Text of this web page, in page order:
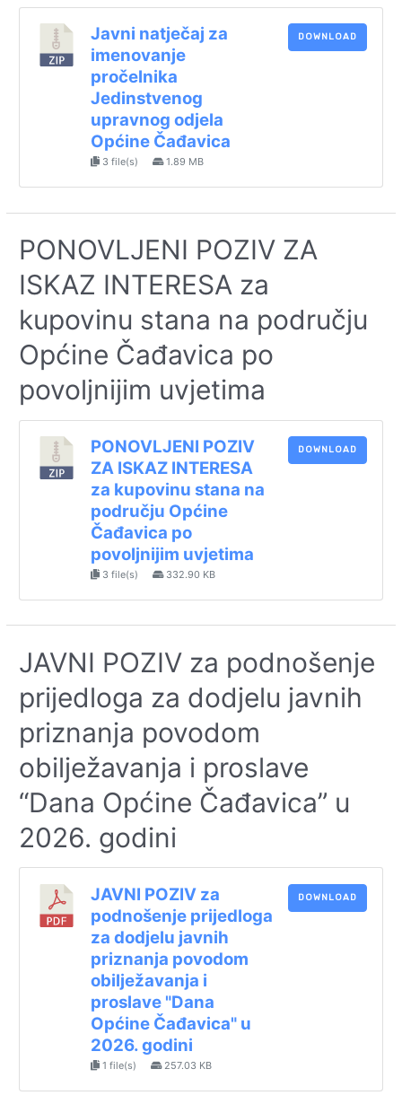
Javni natječaj za
imenovanje
pročelnika
Jedinstvenog
upravnog odjela
Općine Čađavica
3 file(s) 1.89 MB
DOWNLOAD
PONOVLJENI POZIV ZA
ISKAZ INTERESA za
kupovinu stana na području
Općine Čađavica po
povoljnijim uvjetima
PONOVLJENI POZIV
ZA ISKAZ INTERESA
za kupovinu stana na
području Općine
Čađavica po
povoljnijim uvjetima
3 file(s) 332.90 KB
DOWNLOAD
JAVNI POZIV za podnošenje
prijedloga za dodjelu javnih
priznanja povodom
obilježavanja i proslave
“Dana Općine Čađavica” u
2026. godini
JAVNI POZIV za
podnošenje prijedloga
za dodjelu javnih
priznanja povodom
obilježavanja i
proslave "Dana
Općine Čađavica" u
2026. godini
1 file(s) 257.03 KB
DOWNLOAD